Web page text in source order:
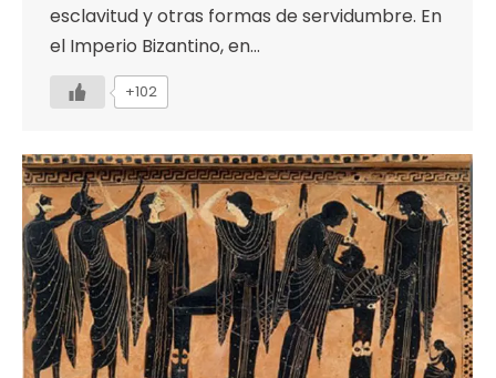
esclavitud y otras formas de servidumbre. En
el Imperio Bizantino, en…
+102